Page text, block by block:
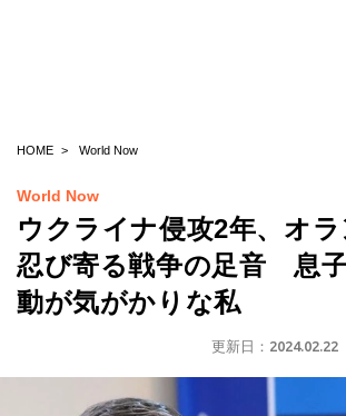
HOME World Now
World Now
ウクライナ侵攻2年、オ
忍び寄る戦争の足音 息
動が気がかりな私
更新日： 2024.02.22